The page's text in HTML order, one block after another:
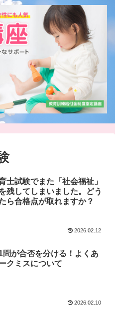
士試験でまた「社会福祉」
残してしまいました。どう
ら合格点が取れますか？
2026.02.12
問が合否を分ける！よくあ
クミスについて
2026.02.10